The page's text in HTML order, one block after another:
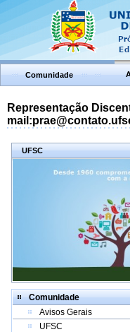
Comunidade
Representação
UFSC
Comunidade
Avisos Gerais
UFSC